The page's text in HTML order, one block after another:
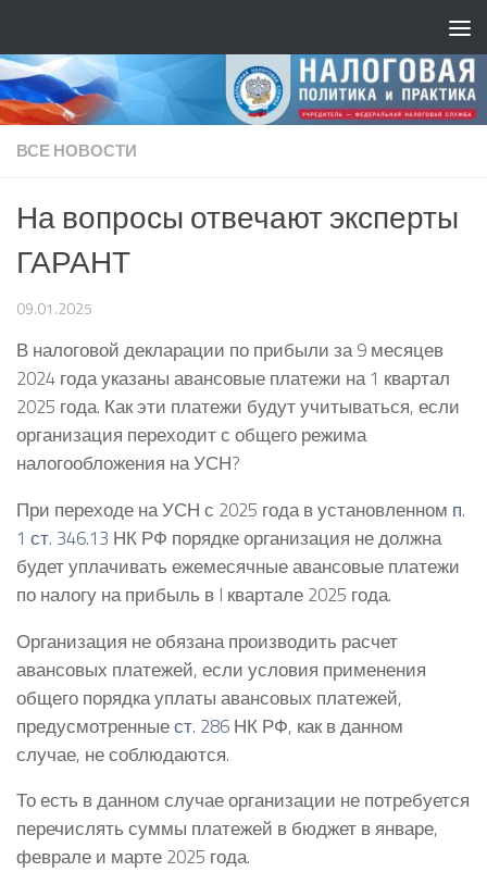
ВСЕ НОВОСТИ
На вопросы отвечают эксперты
ГАРАНТ
09.01.2025
В налоговой декларации по прибыли за 9 месяцев
2024 года указаны авансовые платежи на 1 квартал
2025 года. Как эти платежи будут учитываться, если
организация переходит с общего режима
налогообложения на УСН?
При переходе на УСН с 2025 года в установленном п.
1 ст. 346.13 НК РФ порядке организация не должна
будет уплачивать ежемесячные авансовые платежи
по налогу на прибыль в I квартале 2025 года.
Организация не обязана производить расчет
авансовых платежей, если условия применения
общего порядка уплаты авансовых платежей,
предусмотренныест. 286 НК РФ, как в данном
случае, не соблюдаются.
То есть в данном случае организации не потребуется
перечислять суммы платежей в бюджет в январе,
феврале и марте 2025 года.